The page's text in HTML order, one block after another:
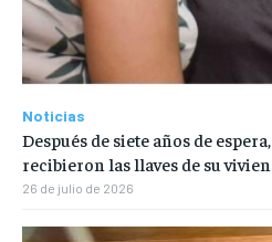
Noticias
Después de siete años de
recibieron las llaves de su
26 de julio de 2026